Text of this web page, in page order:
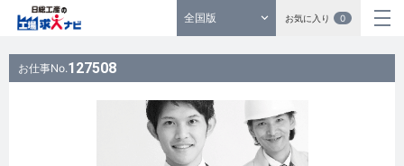
全国版 お気に入り 0
お仕事No.127508